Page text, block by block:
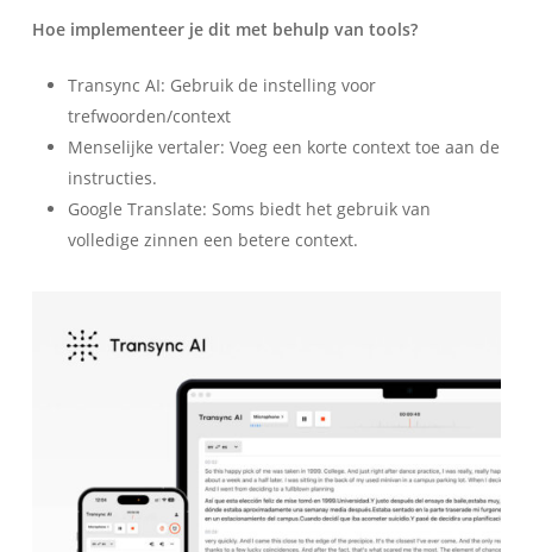
Hoe implementeer je dit met behulp van tools?
Transync AI: Gebruik de instelling voor
trefwoorden/context
Menselijke vertaler: Voeg een korte context toe aan de
instructies.
Google Translate: Soms biedt het gebruik van
volledige zinnen een betere context.